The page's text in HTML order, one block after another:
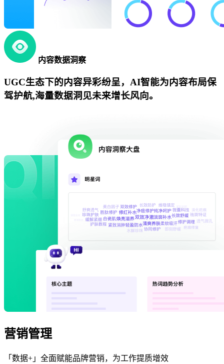
内容数据洞察
UGC生态下的内容异彩纷呈，AI智能为内容布局保
驾护航,海量数据洞见未来增长风向。
营销管理
「数据+」全面赋能品牌营销，为工作提质增效